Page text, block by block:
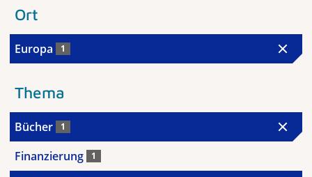
Ort
Europa 1
Thema
Bücher 1
Finanzierung 1